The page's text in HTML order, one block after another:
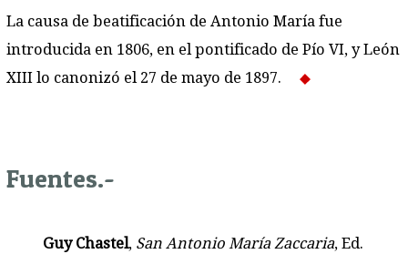
La causa de beatificación de Antonio María fue
introducida en 1806, en el pontificado de Pío VI, y León
XIII lo canonizó el 27 de mayo de 1897.
Fuentes.-
Guy Chastel, San Antonio María Zaccaria, Ed.